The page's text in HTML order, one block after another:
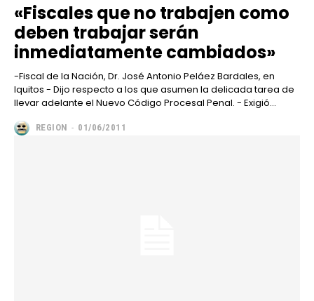
«Fiscales que no trabajen como
deben trabajar serán
inmediatamente cambiados»
-Fiscal de la Nación, Dr. José Antonio Peláez Bardales, en
Iquitos - Dijo respecto a los que asumen la delicada tarea de
llevar adelante el Nuevo Código Procesal Penal. - Exigió...
REGION - 01/06/2011